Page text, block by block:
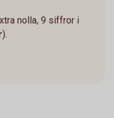
nolla, 9 siffror i
).